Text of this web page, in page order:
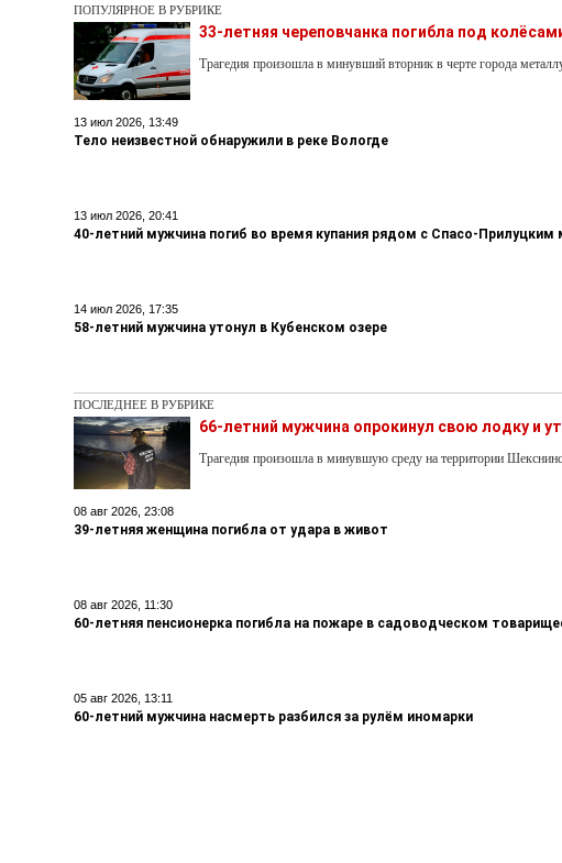
ПОПУЛЯРНОЕ В РУБРИКЕ
33-летняя череповчанка погибла под
Трагедия произошла в минувший вторник в черте города
13 июл 2026, 13:49
Тело неизвестной обнаружили в реке Вологде
13 июл 2026, 20:41
40-летний мужчина погиб во время купания рядом с Спасо-
14 июл 2026, 17:35
58-летний мужчина утонул в Кубенском озере
ПОСЛЕДНЕЕ В РУБРИКЕ
66-летний мужчина опрокинул свою лодку и
Трагедия произошла в минувшую среду на территории
08 авг 2026, 23:08
39-летняя женщина погибла от удара в живот
08 авг 2026, 11:30
60-летняя пенсионерка погибла на пожаре в садоводческом
05 авг 2026, 13:11
60-летний мужчина насмерть разбился за рулём иномарки